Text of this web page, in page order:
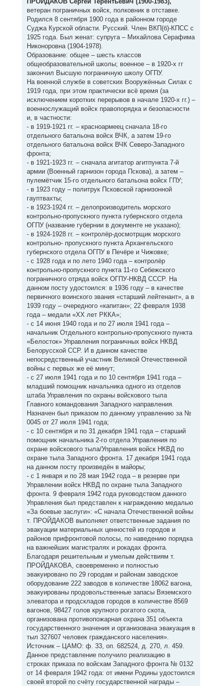
ветеран пограничных войск, полковник в отставке.
Родился 8 сентября 1900 года в районном городе
Суджа Курской области. Русский. Член ВКП(б)-КПСС с
1925 года. Был женат: супруга – Михайлова Серафима
Никоноровна (1904-1978).
Образование: общее – шесть классов
общеобразовательной школы; военное – в 1920-х гг
закончил Высшую пограничную школу ОГПУ.
На военной службе в советских Вооружённых Силах с
1919 года, при этом практически всё время (за
исключением коротких перерывов в начале 1920-х гг.) –
военнослужащий войск правопорядка и безопасности
и, в частности:
- в 1919-1921 гг. – красноармеец сначала 18-го
отдельного батальона войск ВЧК, а затем 19-го
отдельного батальона войск ВЧК Северо-Западного
фронта;
- в 1921-1923 гг. – сначала агитатор агитпункта 7-й
армии (Военный гарнизон города Пскова), а затем –
пулемётчик 15-го отдельного батальона войск ГПУ;
- в 1923 году – политрук Псковской гарнизонной
гауптвахты;
- в 1923-1924 гг. – делопроизводитель морского
контрольно-пропускного пункта губернского отдела
ОГПУ (название губернии в документе не указано);
- в 1924-1928 гг. – контролёр-досмотрщик морского
контрольно- пропускного пункта Архангельского
губернского отдела ОГПУ в Печёре и Чижовке;
- с 1928 года и по лето 1940 года – контролёр
контрольно-пропускного пункта 11-го Себежского
пограничного отряда войск ОГПУ-НКВД СССР. На
данном посту удостоился: в 1936 году – в качестве
первичного воинского звания «старший лейтенант», а в
1939 году – очередного «капитан»; 22 февраля 1938
года – медали «XX лет РККА»;
- с 14 июня 1940 года и по 27 июля 1941 года –
начальник Отдельного контрольно-пропускного пункта
«Белосток» Управления пограничных войск НКВД
Белорусской ССР. И в данном качестве
непосредственный участник Великой Отечественной
войны с первых же её минут;
- с 27 июля 1941 года и по 10 сентября 1941 года –
младший помощник начальника одного из отделов
штаба Управления по охраны войскового тыла
Главного командования Западного направления.
Назначен был приказом по данному управлению за №
0045 от 27 июля 1941 года;
- с 10 сентября и по 31 декабря 1941 года – старший
помощник начальника 2-го отдела Управления по
охране войскового тыла/Управления войск НКВД по
охране тыла Западного фронта. 17 декабря 1941 года
на данном посту произведён в майоры;
- с 1 января и по 28 мая 1942 года – в резерве при
Управлении войск НКВД по охране тыла Западного
фронта. 9 февраля 1942 года руководством данного
Управления был представлен к награждению медалью
«За боевые заслуги»: «С начала Отечественной войны
т. ПРОЙДАКОВ выполняет ответственные задания по
эвакуации материальных ценностей из городов и
районов прифронтовой полосы, по наведению порядка
на важнейших магистралях и рокадах фронта.
Благодаря решительным и умелым действиям т.
ПРОЙДАКОВА, своевременно и полностью
эвакуировано по 29 городам и районам заводское
оборудование 222 заводов в количестве 18062 вагона,
эвакуированы продовольственные запасы Вяземского
элеватора и продскладов городов в количестве 8569
вагонов, 98427 голов крупного рогатого скота,
организована противопожарная охрана 351 объекта
государственного значения и организована эвакуация в
тыл 327607 человек гражданского населения».
Источник – ЦАМО: ф. 33, оп. 682524, д. 270, л. 459.
Данное представление получило реализацию в
строках приказа по войскам Западного фронта № 0132
от 14 февраля 1942 года: от имени Родины удостоился
своей второй по счёту государственной награды –